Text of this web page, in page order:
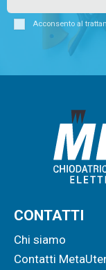
Acconsento al
CONTATTI
Chi siamo
Contatti